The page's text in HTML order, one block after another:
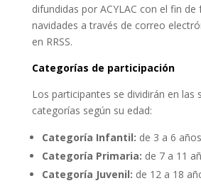
difundidas por ACYLAC con el fin de
navidades a través de correo
en RRSS.
Categorías de participación
Los participantes se dividirán en las
categorías según su edad:
Categoría Infantil: de 3 a 6 años
Categoría Primaria: de 7 a 11
Categoría Juvenil: de 12 a 18